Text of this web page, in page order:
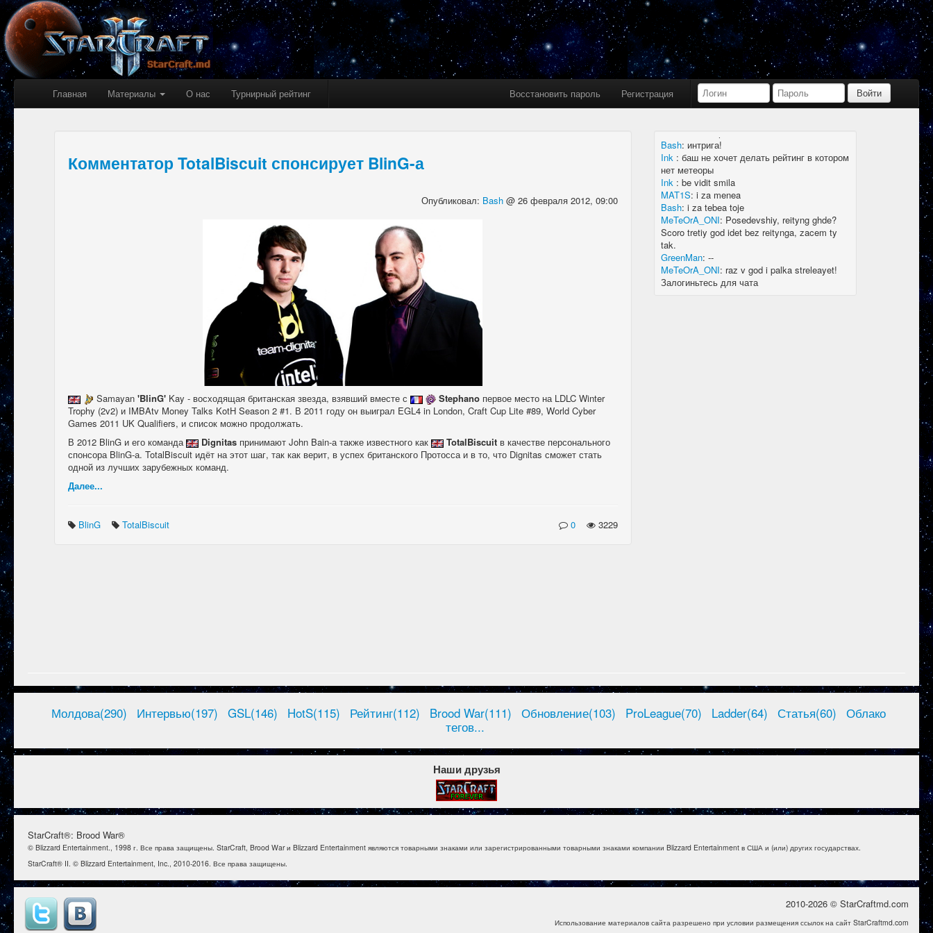
Главная Материалы О нас Турнирный рейтинг Восстановить пароль Регистрация
Комментатор TotalBiscuit спонсирует BlinG-а
Опубликовал: Bash @ 26 февраля 2012, 09:00
Samayan'BlinG'Kay - восходящая британская звезда, взявший вместе с Stephanoпервое место на LDLC Winter
Trophy (2v2) и IMBAtv Money Talks KotH Season 2 #1. В 2011 году он выиграл EGL4 in London, Craft Cup Lite #89, World Cyber
Games 2011 UK Qualifiers, и список можно продолжать.
В 2012 BlinG и его команда
Dignitasпринимают John Bain-а также известного как TotalBiscuitв качестве персонального
спонсора BlinG-а. TotalBiscuit идёт на этот шаг, так как верит, в успех британского Протосса и в то, что Dignitas сможет стать
одной из лучших зарубежных команд.
Далее...
BlinG TotalBiscuit 0 3229
Bash : limboid, заходил бы в Дискорд не
пропустил бы.
Ink
limboid, сейчас как бы всё сообщество
в дискорде, там всегда инфа самая
актуальная
k7.Gladiator : yoyo
Ink:yoyo
MAT1S
гладиатор = бв нагибатор?
Ink:на 20 лей игратор
Bash: интрига!
Ink :баш не хочет делать рейтинг в котором
нет метеоры
Ink :be vidit smila
MAT1S:i za menea
Bash:i za tebea toje
MeTeOrA_ONI: Posedevshiy, reityng ghde?
Scoro tretiy god idet bez reitynga, zacem ty
tak.
GreenMan:--
MeTeOrA_ONI: raz v god i palka streleayet!
Залогиньтесь для чата
Молдова(290) Интервью(197) GSL(146) HotS(115) Рейтинг(112) Brood War(111) Обновление(103) ProLeague(70) Ladder(64) Статья(60)
Облако
тегов...
Наши друзья
StarCraft®: Brood War®
© Blizzard Entertainment., 1998 г. Все права защищены. StarCraft, Brood War и Blizzard Entertainment являются товарными знаками или зарегистрированными товарными знаками компании Blizzard Entertainment в США и (или) других государствах.
StarCraft® II. © Blizzard Entertainment, Inc., 2010-2016. Все права защищены.
2010-2026 © StarCraftmd.com
Использование материалов сайта разрешено при условии размещения ссылок на сайт StarCraftmd.com